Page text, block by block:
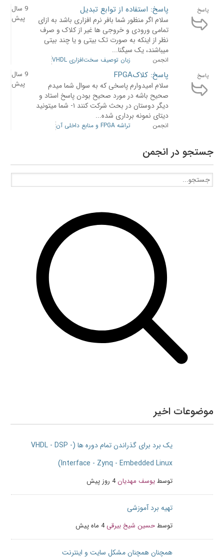
پاسخ پاسخ: استفاده از توابع تبدیل
سلام اگر منظور شما بافر نرم افزاری باشد به ازای
تمامی ورودی و خروجی ها غیر از کلاک و صرف
نظر از اینکه به صورت تک بیتی و یا چند بیتی
میباشند، یک سیگنا...
9 سال
پیش
انجمن زبان توصیف سخت‌افزاری VHDL
پاسخ پاسخ: کلاکFPGA
سلام امیدوارم پاسخی که به سوال شما میدم
صحیح باشه در مورد صحیح بودن پاسخ استاد و
دیگر دوستان در بحث شرکت کنند ۱- شما میتونید
دیتای نمونه برداری شده...
9 سال
پیش
انجمن تراشه FPGA و منابع داخلی آن
جستجو در انجمن
موضوعات اخیر
یک برد برای گذراندن تمام دوره ها (VHDL - DSP -
Interface - Zynq - Embedded Linux)
توسطیوسف مهدیان4 روز پیش
تهیه برد آموزشی
توسطحسین شیخ بیرقی4 ماه پیش
همچنان همچنان مشکل سایت و اینترنت